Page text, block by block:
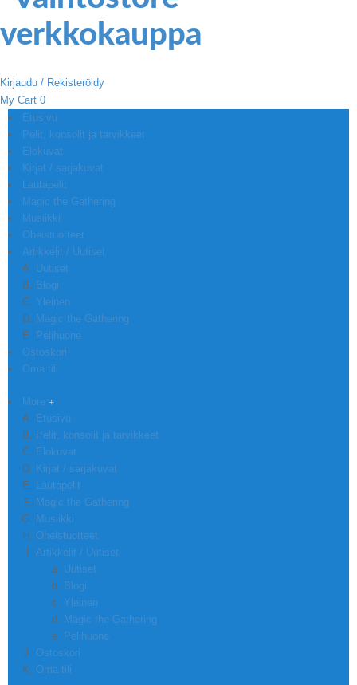
Kirjaudu / Rekisteröidy
My Cart 0
Etusivu
Pelit, konsolit ja tarvikkeet
Elokuvat
Kirjat / sarjakuvat
Lautapelit
Magic the Gathering
Musiikki
Oheistuotteet
Artikkelit / Uutiset
Uutiset
Blogi
Yleinen
Magic the Gathering
Pelihuone
Ostoskori
Oma tili
More
Etusivu
Pelit, konsolit ja tarvikkeet
Elokuvat
Kirjat / sarjakuvat
Lautapelit
Magic the Gathering
Musiikki
Oheistuotteet
Artikkelit / Uutiset
Uutiset
Blogi
Yleinen
Magic the Gathering
Pelihuone
Ostoskori
Oma tili